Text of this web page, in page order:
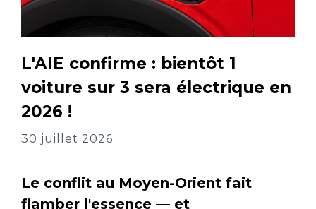
L'AIE confirme : bientôt 1
voiture sur 3 sera électrique en
2026 !
30 juillet 2026
Le conflit au Moyen-Orient fait
flamber l'essence — et